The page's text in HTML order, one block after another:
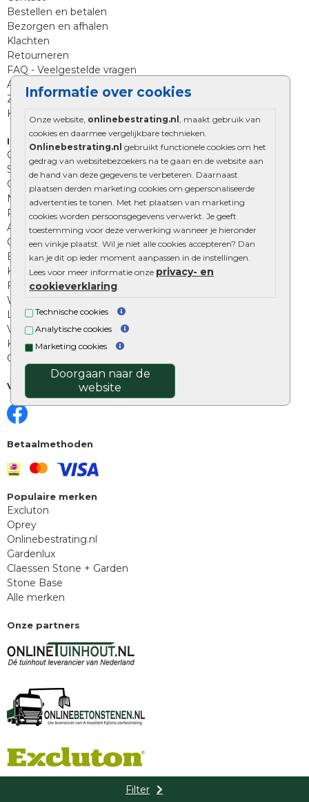
Informatie over cookies
Onze website, onlinebestrating.nl , maakt gebruik van
cookies en daarmee vergelijkbare technieken.
Onlinebestrating.nl gebruikt functionele cookies om het
gedrag van websitebezoekers na te gaan en de website aan
de hand van deze gegevens te verbeteren. Daarnaast
plaatsen derden marketing cookies om gepersonaliseerde
advertenties te tonen. Met het plaatsen van marketing
cookies worden persoonsgegevens verwerkt. Je geeft
toestemming voor deze verwerking wanneer je hieronder
een vinkje plaatst. Wil je niet alle cookies accepteren? Dan
kan je dit op ieder moment aanpassen in de instellingen.
Lees voor meer informatie onze privacy- en
cookieverklaring
Technische cookies
Analytische cookies
Marketing cookies
Doorgaan naar de
website
Filter
Bestellen en betalen
Bezorgen en afhalen
Klachten
Retourneren
FAQ - Veelgestelde vragen
Aanleg tips sierbestrating
Zoekt u iets anders?
Klantenservice
Informatie
Over Onlinebestrating.nl
Showroom
Onze online tuinwinkels
Nuttige informatie
Privacy Policy
Algemene voorwaarden
Cookies beleid
Excluton garantie
Klantenbeoordelingen
Foto's en voorbeelden
Workshop bestraten
Legverbanden: verschillende soorten
Voegen van tuintegels
Keramische tegels schoonmaken
Opsluitbanden plaatsen
Volg ons
Betaalmethoden
Populaire merken
Excluton
Oprey
Onlinebestrating.nl
Gardenlux
Claessen Stone + Garden
Stone Base
Alle merken
Onze partners